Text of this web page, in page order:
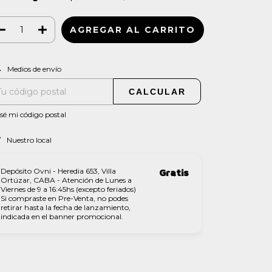
para el CP:
Medios de envío
CALCULAR
mi código postal
Nuestro local
Depósito Ovni - Heredia 653, Villa
Ortúzar, CABA - Atención de Lunes a
Viernes de 9 a 16:45hs (excepto feriados)
Si compraste en Pre-Venta, no podes
retirar hasta la fecha de lanzamiento,
indicada en el banner promocional.
Gratis